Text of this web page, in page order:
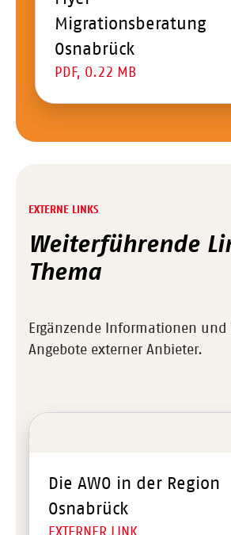
Migrationsberatung
Osnabrück
PDF, 0.22 MB
EXTERNE LINKS
Weiterführende
Thema
Ergänzende Informationen
Angebote externer Anbieter.
Die AWO in der Region
Osnabrück